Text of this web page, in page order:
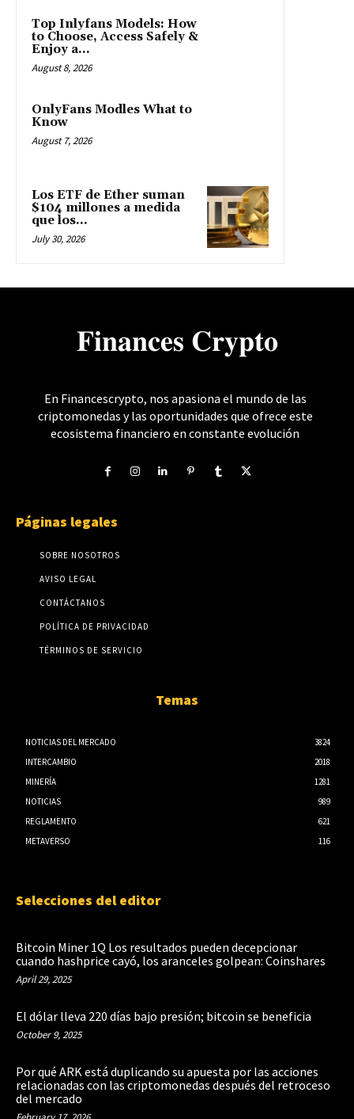
Top Inlyfans Models: How
to Choose, Access Safely &
Enjoy a...
August 8, 2026
OnlyFans Modles What to
Know
August 7, 2026
Los ETF de Ether suman
$104 millones a medida
que los...
July 30, 2026
𝐅𝐢𝐧𝐚𝐧𝐜𝐞𝐬 𝐂𝐫𝐲𝐩𝐭𝐨
En Financescrypto, nos apasiona el mundo de las
criptomonedas y las oportunidades que ofrece este
ecosistema financiero en constante evolución
Páginas legales
SOBRE NOSOTROS
AVISO LEGAL
CONTÁCTANOS
POLÍTICA DE PRIVACIDAD
TÉRMINOS DE SERVICIO
Temas
NOTICIAS DEL MERCADO
3824
INTERCAMBIO
2018
MINERÍA
1281
NOTICIAS
989
REGLAMENTO
621
METAVERSO
116
Selecciones del editor
Bitcoin Miner 1Q Los resultados pueden decepcionar
cuando hashprice cayó, los aranceles golpean: Coinshares
April 29, 2025
El dólar lleva 220 días bajo presión; bitcoin se beneficia
October 9, 2025
Por qué ARK está duplicando su apuesta por las acciones
relacionadas con las criptomonedas después del retroceso
del mercado